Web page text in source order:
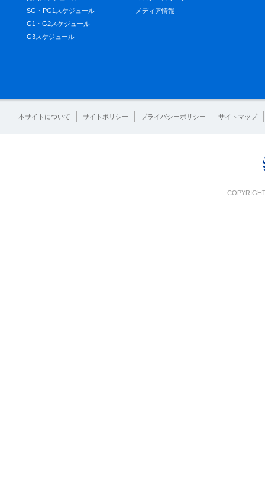
SG・PG1スケジュール
G1・G2スケジュール
G3スケジュール
メディア情報
本サイトについて サイトポリシー プライバシーポリシー サイトマップ